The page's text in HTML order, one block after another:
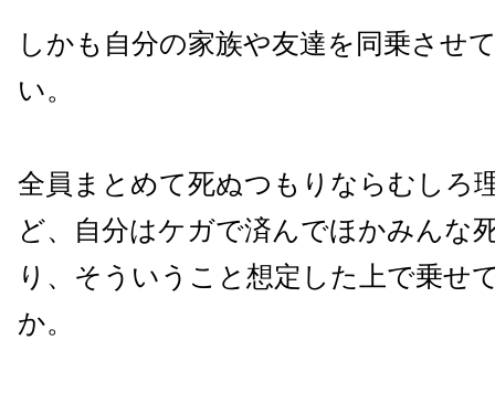
しかも自分の家族や友達を同乗させ
い。
全員まとめて死ぬつもりならむしろ
ど、自分はケガで済んでほかみんな
り、そういうこと想定した上で乗せ
か。